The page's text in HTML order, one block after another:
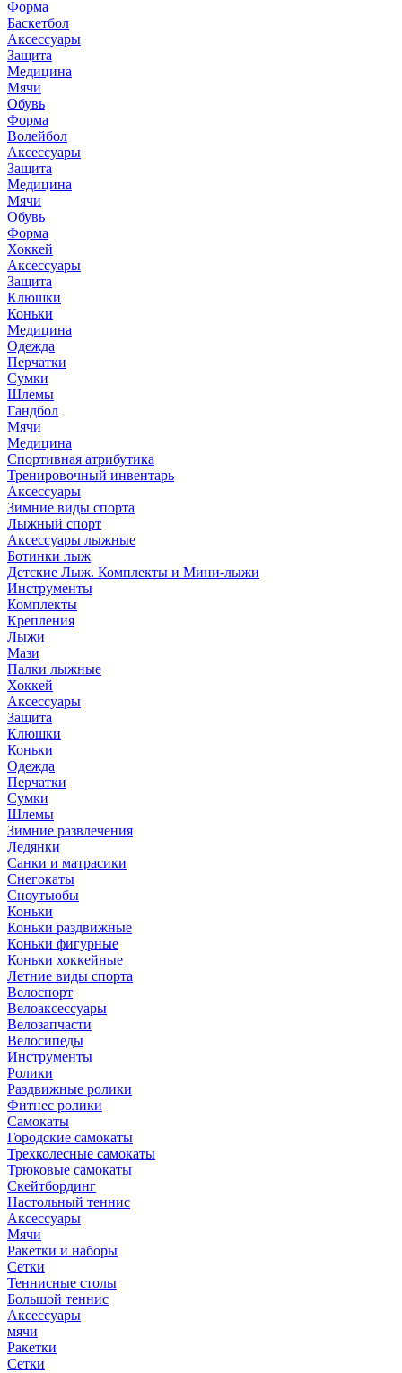
Форма
Баскетбол
Аксессуары
Защита
Медицина
Мячи
Обувь
Форма
Волейбол
Аксессуары
Защита
Медицина
Мячи
Обувь
Форма
Хоккей
Аксессуары
Защита
Клюшки
Коньки
Медицина
Одежда
Перчатки
Сумки
Шлемы
Гандбол
Мячи
Медицина
Спортивная атрибутика
Тренировочный инвентарь
Аксессуары
Зимние виды спорта
Лыжный спорт
Аксессуары лыжные
Ботинки лыж
Детские Лыж. Комплекты и Мини-лыжи
Инструменты
Комплекты
Крепления
Лыжи
Мази
Палки лыжные
Хоккей
Аксессуары
Защита
Клюшки
Коньки
Одежда
Перчатки
Сумки
Шлемы
Зимние развлечения
Ледянки
Санки и матрасики
Снегокаты
Сноутьюбы
Коньки
Коньки раздвижные
Коньки фигурные
Коньки хоккейные
Летние виды спорта
Велоспорт
Велоаксессуары
Велозапчасти
Велосипеды
Инструменты
Ролики
Раздвижные ролики
Фитнес ролики
Самокаты
Городские самокаты
Трехколесные самокаты
Трюковые самокаты
Скейтбординг
Настольный теннис
Аксессуары
Мячи
Ракетки и наборы
Сетки
Теннисные столы
Большой теннис
Аксессуары
мячи
Ракетки
Сетки